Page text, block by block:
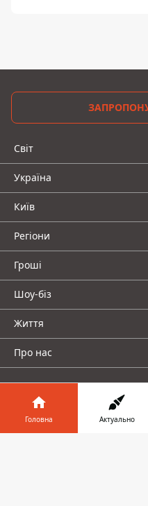
Світ
Україна
Київ
Регіони
Гроші
Шоу-біз
Життя
Про нас
Головна Актуально